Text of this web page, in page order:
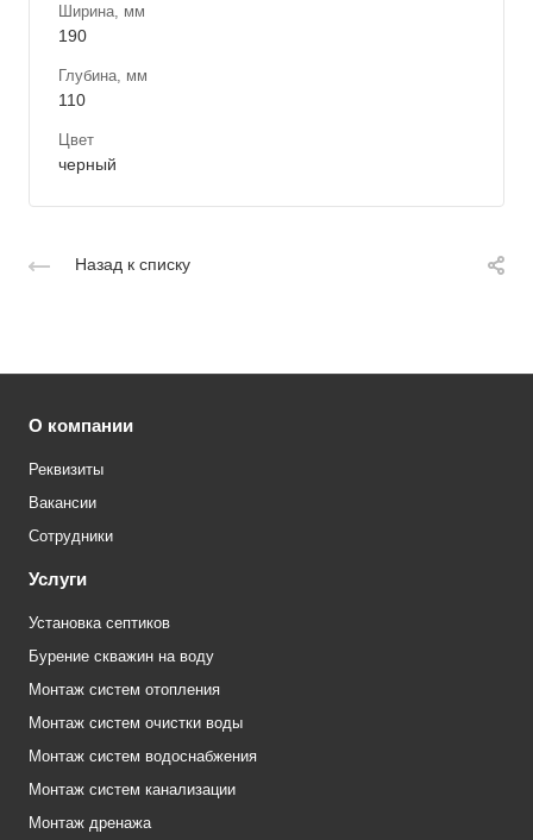
Ширина, мм
190
Глубина, мм
110
Цвет
черный
Назад к списку
О компании
Реквизиты
Вакансии
Сотрудники
Услуги
Установка септиков
Бурение скважин на воду
Монтаж систем отопления
Монтаж систем очистки воды
Монтаж систем водоснабжения
Монтаж систем канализации
Монтаж дренажа